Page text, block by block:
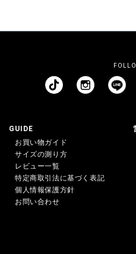
GUIDE
お買い物ガイド
サイズの測り方
レビュー一覧
特定商取引法に基づく表記
個人情報保護方針
お問い合わせ